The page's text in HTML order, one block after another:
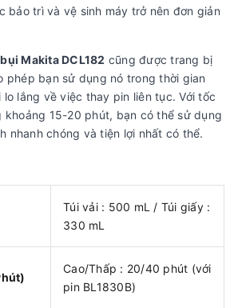
bảo trì và vệ sinh máy trở nên đơn giản
Makita DCL182 cũng được trang bị
phép bạn sử dụng nó trong thời gian
lắng về việc thay pin liên tục. Với tốc
khoảng 15-20 phút, bạn có thể sử dụng
nhanh chóng và tiện lợi nhất có thể.
Túi vải : 500 mL / Túi giấy :
330 mL
Cao/Thấp : 20/40 phút (với
pin BL1830B)